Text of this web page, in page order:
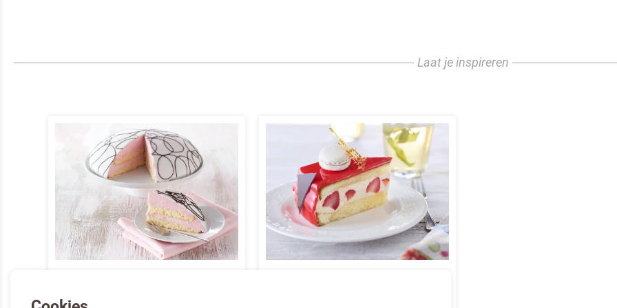
Laat je inspireren